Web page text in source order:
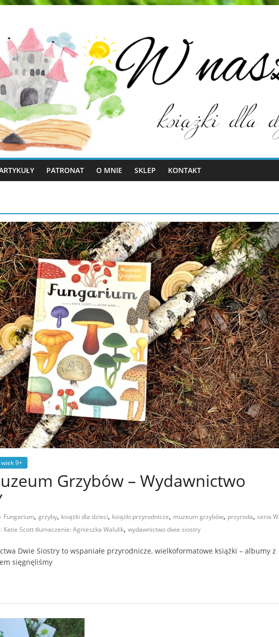
PATRONAT O MNIE SKLEP KONTAKT
wiek 9+
Grzybów – Wydawnictwo
Fungarium, grzyby, książki dla dzieci, książki przyrodnicze, muzeum grzybów, przyroda, seria W
Scott tłumaczenie: Agnieszka Walulik, wydawnictwo dwie siostry
Dwie Siostry to wspaniałe przyrodnicze, wielkoformatowe książki – albumy z
sięgnęliśmy